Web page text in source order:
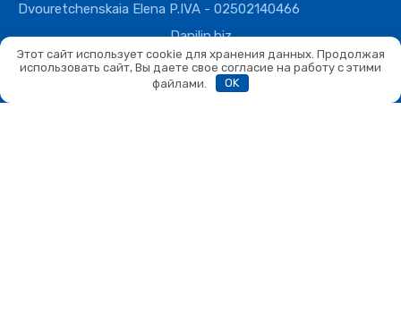
Dvouretchenskaia Elena P.IVA - 02502140466
Danilin.biz
Этот сайт использует cookie для хранения данных. Продолжая
использовать сайт, Вы даете свое согласие на работу с этими
файлами.
OK